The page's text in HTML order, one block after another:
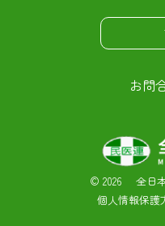
お問
© 2026 全日
個人情報保護